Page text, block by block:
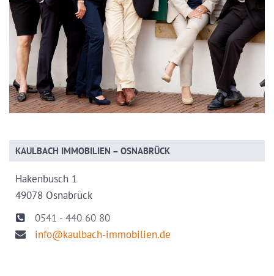
KAULBACH IMMOBILIEN – OSNABRÜCK
Hakenbusch 1
49078 Osnabrück
0541 - 440 60 80
info@kaulbach-immobilien.de